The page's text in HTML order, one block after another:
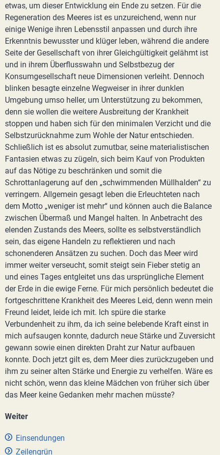
etwas, um dieser Entwicklung ein Ende zu setzen. Für die
Regeneration des Meeres ist es unzureichend, wenn nur
einige Wenige ihren Lebensstil anpassen und durch ihre
Erkenntnis bewusster und klüger leben, während die andere
Seite der Gesellschaft von ihrer Gleichgültigkeit gelähmt ist
und in ihrem Überflusswahn und Selbstbezug der
Konsumgesellschaft neue Dimensionen verleiht. Dennoch
blinken besagte einzelne Wegweiser in ihrer dunklen
Umgebung umso heller, um Unterstützung zu bekommen,
denn sie wollen die weitere Ausbreitung der Krankheit
stoppen und haben sich für den minimalen Verzicht und die
Selbstzurücknahme zum Wohle der Natur entschieden.
Schließlich ist es absolut zumutbar, seine materialistischen
Fantasien etwas zu zügeln, sich beim Kauf von Produkten
auf das Nötige zu beschränken und somit die
Schrottanlagerung auf den „schwimmenden Müllhalden“ zu
verringern. Allgemein gesagt leben die Erleuchteten nach
dem Motto „weniger ist mehr“ und können auch die Balance
zwischen Übermaß und Mangel halten. In Anbetracht des
elenden Zustands des Meers, sollte es selbstverständlich
sein, das eigene Handeln zu reflektieren und nach
schonenderen Ansätzen zu suchen. Doch das Meer wird
immer weiter verseucht, somit steigt sein Fieber stetig an
und eines Tages entgleitet uns das ursprüngliche Element
der Erde in die ewige Ferne. Für mich persönlich bedeutet die
fortgeschrittene Krankheit des Meeres Leid, denn wenn mein
Freund leidet, leide ich mit. Ich spüre die starke
Verbundenheit zu ihm, da ich seine belebende Kraft einst in
mich aufsaugen konnte, dadurch neue Stärke und Zuversicht
gewann sowie einen direkten Draht zur Natur aufbauen
konnte. Doch jetzt gilt es, dem Meer dies zurückzugeben und
ihm zu seiner alten Stärke und Energie zu verhelfen. Wäre es
nicht schön, wenn das kleine Mädchen von früher sich über
das Meer keine Gedanken mehr machen müsste?
Weiter
Einsendungen
Zeilengrün